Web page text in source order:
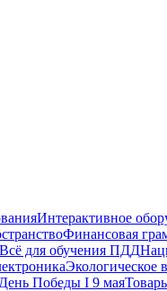
Интерактивное
Финансовая
Всё для обучения ПДД
Экологическое
День Победы I 9 мая